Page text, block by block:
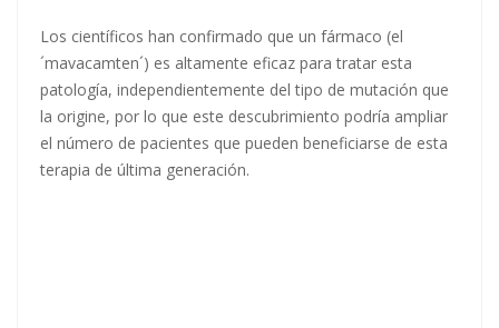
Los científicos han confirmado que un fármaco (el
´mavacamten´) es altamente eficaz para tratar esta
patología, independientemente del tipo de mutación que
la origine, por lo que este descubrimiento podría ampliar
el número de pacientes que pueden beneficiarse de esta
terapia de última generación.